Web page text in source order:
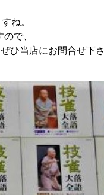
ね。
で、
ひ当店にお問合せ下さ